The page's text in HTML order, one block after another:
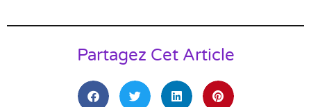
Partagez Cet Article